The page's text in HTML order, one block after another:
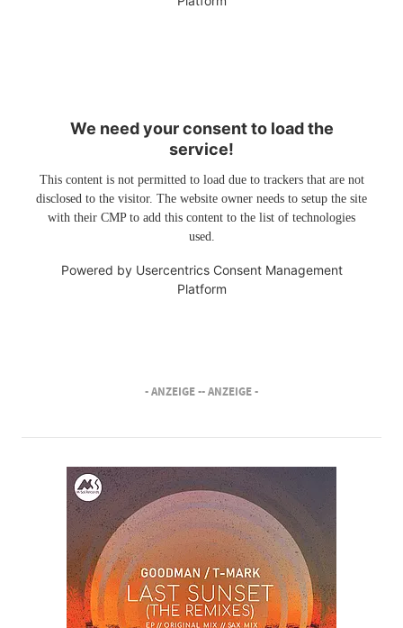
We need your consent to load the
service!
This content is not permitted to load due to trackers that are not
disclosed to the visitor. The website owner needs to setup the site
with their CMP to add this content to the list of technologies
used.
Powered by Usercentrics Consent Management
Platform
- ANZEIGE -- ANZEIGE -